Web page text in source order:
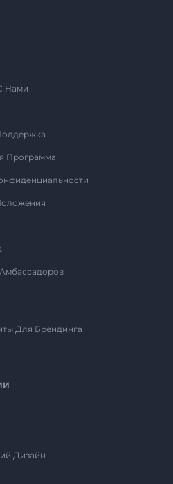
Нами
Программа
Для Брендинга
Дизайн